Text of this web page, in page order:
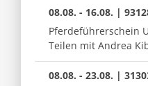
08.08. - 16.08. |
Pferdeführerschein
Teilen mit Andrea
08.08. - 23.08. |